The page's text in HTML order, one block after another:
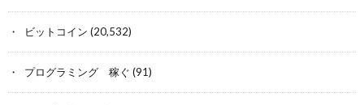
ビットコイン (20,532)
プログラミング 稼ぐ (91)